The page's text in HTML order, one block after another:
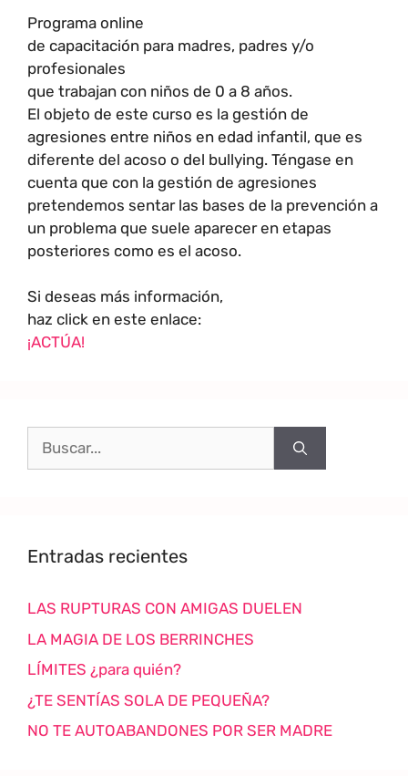
Programa online
de capacitación para madres, padres y/o
profesionales
que trabajan con niños de 0 a 8 años.
El objeto de este curso es la gestión de
agresiones entre niños en edad infantil, que es
diferente del acoso o del bullying. Téngase en
cuenta que con la gestión de agresiones
pretendemos sentar las bases de la prevención a
un problema que suele aparecer en etapas
posteriores como es el acoso.
Si deseas más información,
haz click en este enlace:
¡ACTÚA!
Entradas recientes
LAS RUPTURAS CON AMIGAS DUELEN
LA MAGIA DE LOS BERRINCHES
LÍMITES ¿para quién?
¿TE SENTÍAS SOLA DE PEQUEÑA?
NO TE AUTOABANDONES POR SER MADRE